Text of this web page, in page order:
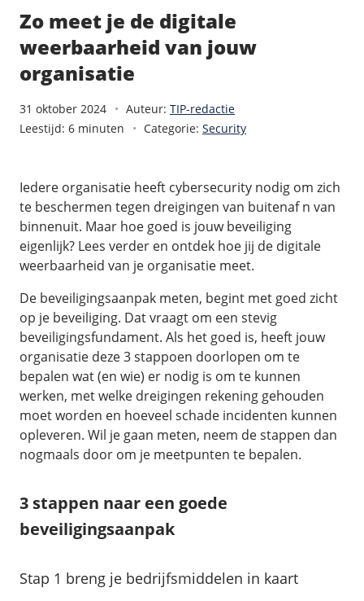
/Security & Compliance
Digitale toegankelijkheid
Verhuishulp
GDPR Protect
SSL
Orchestration
Kubernetes
/Software
Microsoft Essentials
Plesk
cPanel
DirectAdmin
OpenClaw
n8n
/Networking
HA-IP
Load Balancer
Private Network
/Storage
Block Storage
Public Cloud
Network
Load balancing
OpenStack Connect
/Volumes
Volume storage
Volume backups
Encrypted volumes
/Other
Prijsoverzicht
Secret management
STACK - online opslag
/Add-ons
AccessiWay - toegankelijkheid
iubenda - compliancy
Billdu - facturatieapp
Patchman
AI Site Assistant voor WordPress
/TransIP
Ons verhaal
Legal & security
Contact
Nieuws
Blog
Webinars
Vacatures
Controlepaneel
Zo meet je de digitale
weerbaarheid van jouw
organisatie
31 oktober 2024 Auteur: TIP-redactie
Leestijd: 6 minuten
Categorie: Security
Iedere organisatie heeft cybersecurity nodig om zich
te beschermen tegen dreigingen van buitenaf n van
binnenuit. Maar hoe goed is jouw beveiliging
eigenlijk? Lees verder en ontdek hoe jij de digitale
weerbaarheid van je organisatie meet.
De beveiligingsaanpak meten, begint met goed zicht
op je beveiliging. Dat vraagt om een stevig
beveiligingsfundament. Als het goed is, heeft jouw
organisatie deze 3 stappoen doorlopen om te
bepalen wat (en wie) er nodig is om te kunnen
werken, met welke dreigingen rekening gehouden
moet worden en hoeveel schade incidenten kunnen
opleveren. Wil je gaan meten, neem de stappen dan
nogmaals door om je meetpunten te bepalen.
3 stappen naar een goede
beveiligingsaanpak
Stap 1 breng je bedrijfsmiddelen in kaart